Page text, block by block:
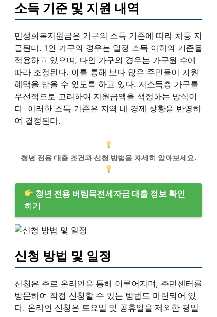
소득 기준 및 지원 내역
민생회복지원금은 가구의 소득 기준에 따라 차등 지
급된다. 1인 가구의 경우는 일정 소득 이하의 기준을
적용하고 있으며, 다인 가구의 경우는 가구원 수에
따라 조정된다. 이를 통해 보다 많은 주민들이 지원
혜택을 받을 수 있도록 하고 있다. 저소득층 가구를
우선적으로 고려하여 지원금액을 책정하는 방식이
다. 이러한 소득 기준은 지역 내 경제 상황을 반영하
여 결정된다.
청년 전용 대출 조건과 신청 방법을 자세히 알아보세요.
청년 전용 버팀목전세자금 대출 정보 확인
하기
신청 방법 및 일정
신청은 주로 온라인을 통해 이루어지며, 주민센터를
방문하여 직접 신청할 수 있는 방법도 마련되어 있
다. 온라인 신청은 토요일 및 공휴일을 제외한 평일